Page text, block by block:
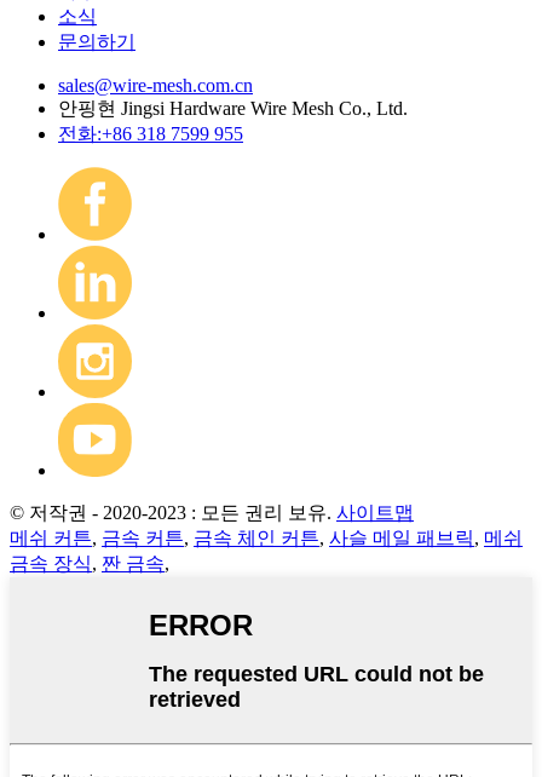
소식
문의하기
sales@wire-mesh.com.cn
안핑현 Jingsi Hardware Wire Mesh Co., Ltd.
전화:+86 318 7599 955
© 저작권 - 2020-2023 : 모든 권리 보유. 사이트맵
메쉬 커튼, 금속 커튼, 금속 체인 커튼, 사슬 메일 패브릭, 메쉬
금속 장식, 짠 금속,